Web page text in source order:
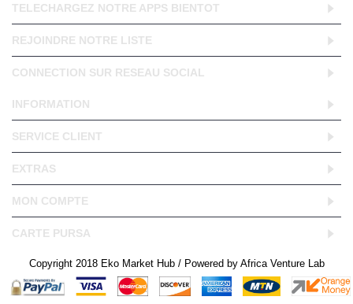
TELECHARGEZ NOTRE APPS BIENTOT
REJOINDRE NOTRE LISTE
CONNECTION SUR RESEAU SOCIAL
INFORMATION
SERVICE CLIENT
EXTRAS
MON COMPTE
CARTE PURSA
Copyright 2018 Eko Market Hub / Powered by Africa Venture Lab